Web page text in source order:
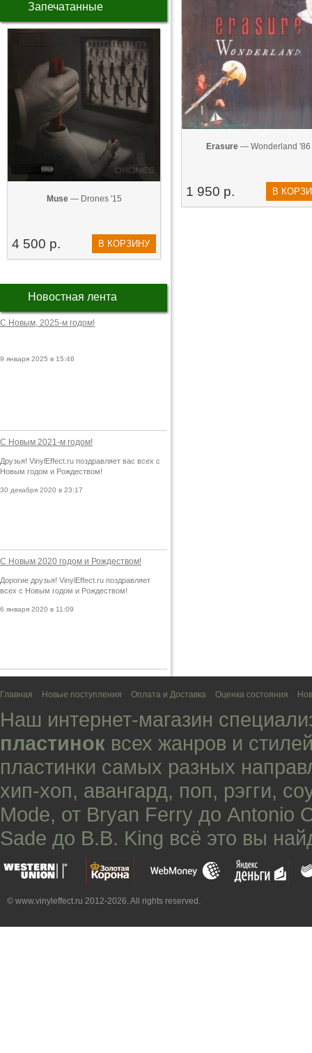
Запечатанные
Muse— Drones '15
4 500 р. В КОРЗИНУ
Новостная лента
С Новым, 2025-м годом!
9 января 2025 в 15:46
С Новым 2021-м годом!
Друзья! VinylEffect.ru поздравляет вас всех с
Новым годом и Рождеством!
30 декабря 2020 в 23:17
С Новым 2020 годом и Рождеством!
Дорогие друзья! VinylEffect.ru поздравляет
всех с Новым годом и Рождеством!
6 января 2020 в 11:09
Erasure— Wonderland '86
1 950 р. В
Главная Новые поступления Оплата и Доставка Оценка состояния
Наш интернет-магазин
пластинок всех жанров и
пластинки самых разных
хип-хоп, авангард, поп, рэгги,
Mode, от Bryan Ferry до Antonio
Sade до B.B. King всё это вы
© www.vinyleffect.ru 2012-2026. All rights reserved.